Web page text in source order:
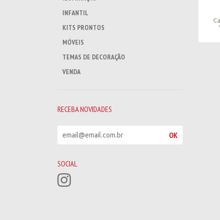
INFANTIL
KITS PRONTOS
MÓVEIS
TEMAS DE DECORAÇÃO
VENDA
RECEBA NOVIDADES
e
b
a
n
OK
SOCIAL